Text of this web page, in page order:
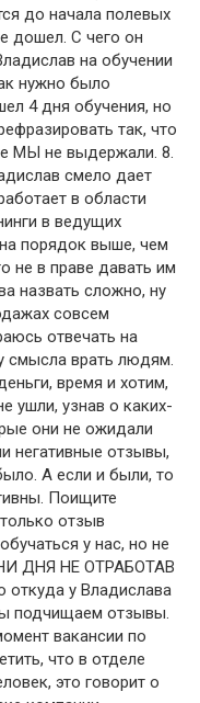
до начала полевых
дошел. С чего он
на обучении
нужно было
4 дня обучения, но
так, что
МЫ не выдержали. 8.
смело дает
в области
в ведущих
порядок выше, чем
не в праве давать им
назвать сложно, ну
совсем
отвечать на
смысла врать людям.
время и хотим,
ушли, узнав о каких-
они не ожидали
негативные отзывы,
А если и были, то
Поищите
отзыв
у нас, но не
НИ ДНЯ НЕ ОТРАБОТАВ
у Владислава
подчищаем отзывы.
вакансии по
что в отделе
это говорит о